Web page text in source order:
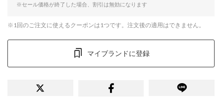
※セール価格が終了した場合、割引は無効になります
※1回のご注文に使えるクーポンは1つです。注文後の適用はできません。
マイブランドに登録